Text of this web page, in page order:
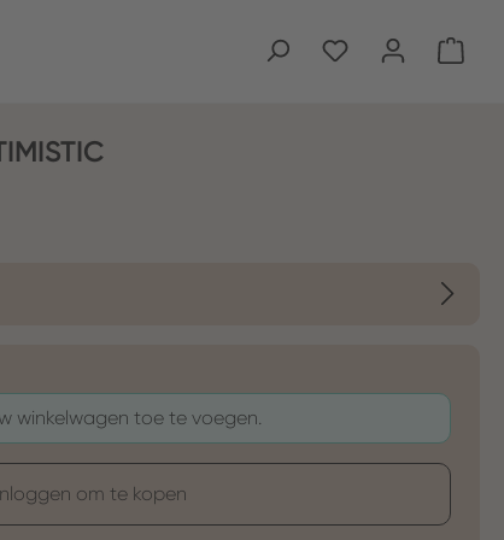
winkelwagen toe te voegen.
om te kopen